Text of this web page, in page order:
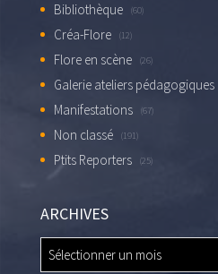
Bibliothèque (60)
Créa-Flore (12)
Flore en scène (26)
Galerie ateliers pédagogiques
Manifestations (67)
Non classé (191)
Ptits Reporters (25)
ARCHIVES
ARCHIVES